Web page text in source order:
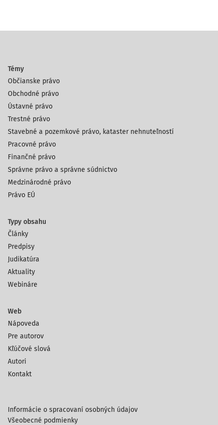
Témy
Občianske právo
Obchodné právo
Ústavné právo
Trestné právo
Stavebné a pozemkové právo, kataster nehnuteľností
Pracovné právo
Finančné právo
Správne právo a správne súdnictvo
Medzinárodné právo
Právo EÚ
Typy obsahu
Články
Predpisy
Judikatúra
Aktuality
Webináre
Web
Nápoveda
Pre autorov
Kľúčové slová
Autori
Kontakt
Informácie o spracovaní osobných údajov
Všeobecné podmienky